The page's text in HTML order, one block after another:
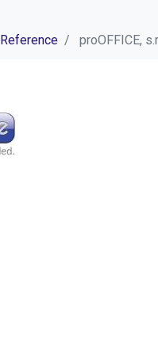
Reference proOFFICE,